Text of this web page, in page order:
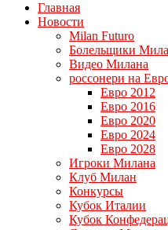
Главная
Новости
Milan Futuro
Болельщики
Видео Милана
россонери на
Евро 2012
Евро 2016
Евро 2020
Евро 2024
Евро 2028
Игроки Милана
Клуб Милан
Конкурсы
Кубок Италии
Кубок